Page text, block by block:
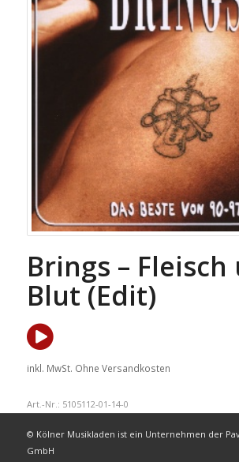
Brings – Fleisch
Blut (Edit)
inkl. MwSt. Ohne Versandkosten
Art.-Nr.: 5105112-01-14-0
© Kölner Musikladen ist ein Unternehmen der
GmbH